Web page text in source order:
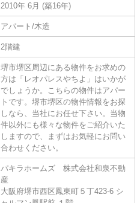
2010年 6月 (築16年)
アパート/木造
2階建
堺市堺区周辺にある物件をお求めの
方は「レオパレスやちよ」はいかが
でしょうか。こちらの物件はアパー
トです。堺市堺区の物件情報をお探
しなら、当社にお任せ下さい。当物
件以外にも様々な物件をご紹介いた
しますので、まずはお気軽にお問い
合わせください。
パキラホームズ 株式会社和泉不動
産
大阪府堺市西区鳳東町５丁423-6 シ